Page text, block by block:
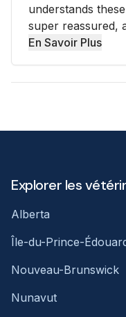
understands
super reassured,
En Savoir Plus
Explorer les
Alberta
Île-du-Prince-
Nouveau-Brunswick
Nunavut